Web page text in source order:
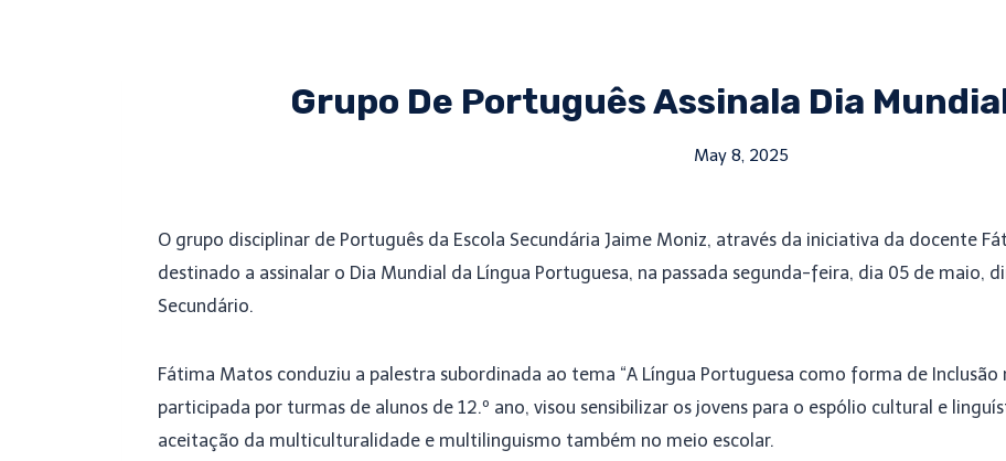
Grupo De Português Assinala Dia
May 8, 2025
O grupo disciplinar de Português da Escola Secundária Jaime Moniz, através da iniciativa da docente
destinado a assinalar o Dia Mundial da Língua Portuguesa, na passada segunda-feira, dia 05 de maio,
Secundário.
Fátima Matos conduziu a palestra subordinada ao tema “A Língua Portuguesa como forma de Inclusão
participada por turmas de alunos de 12.º ano, visou sensibilizar os jovens para o espólio cultural e
aceitação da multiculturalidade e multilinguismo também no meio escolar.